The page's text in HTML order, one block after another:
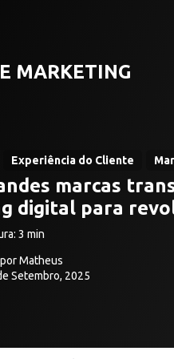
MARKETING
Experiência do Cliente
marcas
digital para
3 min
Matheus
Setembro, 2025